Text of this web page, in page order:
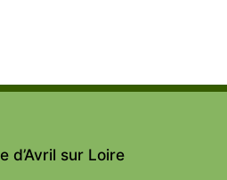
d’Avril sur Loire